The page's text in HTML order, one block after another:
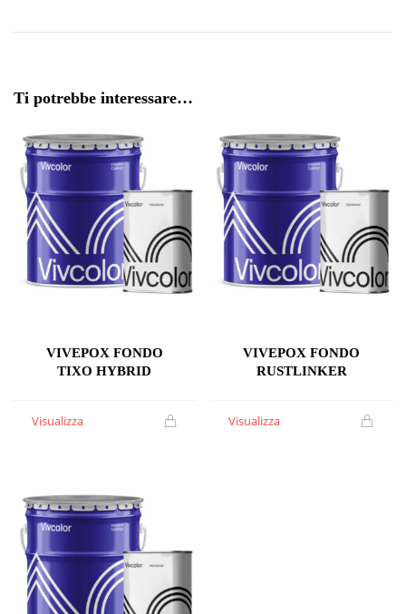
Ti potrebbe interessare…
VIVEPOX FONDO
TIXO HYBRID
Visualizza
VIVEPOX FONDO
RUSTLINKER
Visualizza